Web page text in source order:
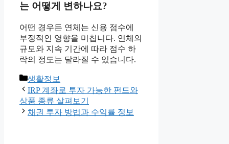
는 어떻게 변하나요?
어떤 경우든 연체는 신용 점수에
부정적인 영향을 미칩니다. 연체의
규모와 지속 기간에 따라 점수 하
락의 정도는 달라질 수 있습니다.
Categories
생활정보
IRP 계좌로 투자 가능한 펀드와
상품 종류 살펴보기
채권 투자 방법과 수익률 정보